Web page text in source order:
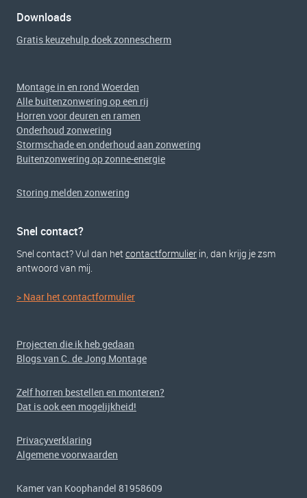
Downloads
Gratis keuzehulp doek zonnescherm
Montage in en rond Woerden
Alle buitenzonwering op een rij
Horren voor deuren en ramen
Onderhoud zonwering
Stormschade en onderhoud aan zonwering
Buitenzonwering op zonne-energie
Storing melden zonwering
Snel contact?
Snel contact? Vul dan hetcontactformulier in, dan krijg je zsm
antwoord van mij.
> Naar het contactformulier
Projecten die ik heb gedaan
Blogs van C. de Jong Montage
Zelf horren bestellen en monteren?
Dat is ook een mogelijkheid!
Privacyverklaring
Algemene voorwaarden
Kamer van Koophandel 81958609